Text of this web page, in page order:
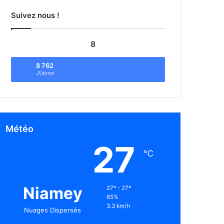
Suivez nous !
8
8 762
J\'aime
Météo
Niamey
Nuages Dispersés
27 ℃
27º - 27º
65%
3.3 km/h